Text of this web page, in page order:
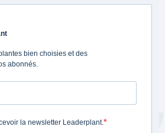
bien choisies et des
abonnés.
la newsletter Leaderplant.